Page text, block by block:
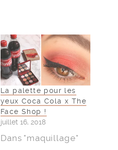
La palette pour les
yeux Coca Cola x The
Face Shop !
juillet 16, 2018
Dans "maquillage"